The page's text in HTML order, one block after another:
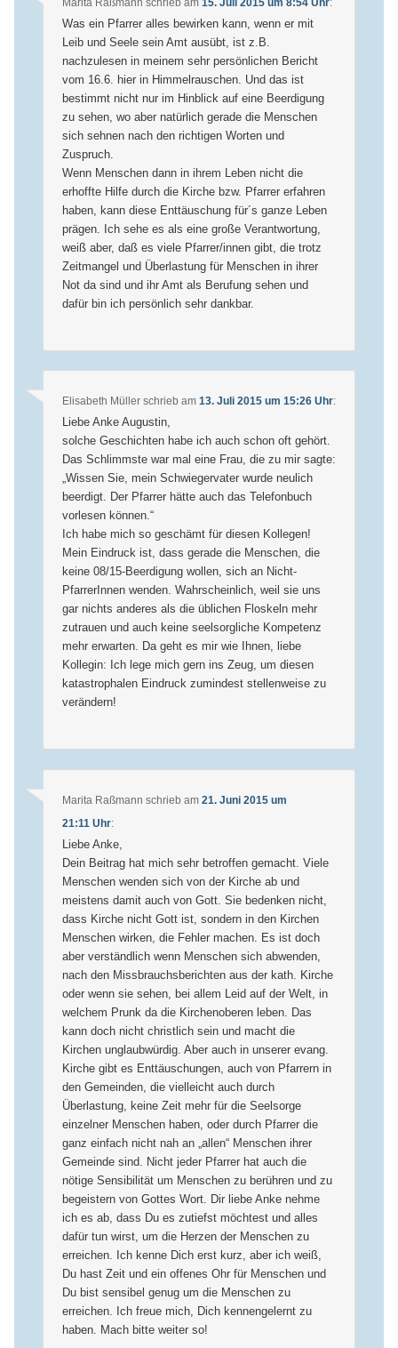
Was ein Pfarrer alles bewirken kann, wenn er mit
Leib und Seele sein Amt ausübt, ist z.B.
nachzulesen in meinem sehr persönlichen Bericht
vom 16.6. hier in Himmelrauschen. Und das ist
bestimmt nicht nur im Hinblick auf eine Beerdigung
zu sehen, wo aber natürlich gerade die Menschen
sich sehnen nach den richtigen Worten und
Zuspruch.
Wenn Menschen dann in ihrem Leben nicht die
erhoffte Hilfe durch die Kirche bzw. Pfarrer erfahren
haben, kann diese Enttäuschung für´s ganze Leben
prägen. Ich sehe es als eine große Verantwortung,
weiß aber, daß es viele Pfarrer/innen gibt, die trotz
Zeitmangel und Überlastung für Menschen in ihrer
Not da sind und ihr Amt als Berufung sehen und
dafür bin ich persönlich sehr dankbar.
Elisabeth Müller schrieb am 13. Juli 2015 um 15:26 Uhr:
Liebe Anke Augustin,
solche Geschichten habe ich auch schon oft gehört.
Das Schlimmste war mal eine Frau, die zu mir sagte:
„Wissen Sie, mein Schwiegervater wurde neulich
beerdigt. Der Pfarrer hätte auch das Telefonbuch
vorlesen können.“
Ich habe mich so geschämt für diesen Kollegen!
Mein Eindruck ist, dass gerade die Menschen, die
keine 08/15-Beerdigung wollen, sich an Nicht-
PfarrerInnen wenden. Wahrscheinlich, weil sie uns
gar nichts anderes als die üblichen Floskeln mehr
zutrauen und auch keine seelsorgliche Kompetenz
mehr erwarten. Da geht es mir wie Ihnen, liebe
Kollegin: Ich lege mich gern ins Zeug, um diesen
katastrophalen Eindruck zumindest stellenweise zu
verändern!
Marita Raßmann schrieb am 21. Juni 2015 um
21:11 Uhr:
Liebe Anke,
Dein Beitrag hat mich sehr betroffen gemacht. Viele
Menschen wenden sich von der Kirche ab und
meistens damit auch von Gott. Sie bedenken nicht,
dass Kirche nicht Gott ist, sondern in den Kirchen
Menschen wirken, die Fehler machen. Es ist doch
aber verständlich wenn Menschen sich abwenden,
nach den Missbrauchsberichten aus der kath. Kirche
oder wenn sie sehen, bei allem Leid auf der Welt, in
welchem Prunk da die Kirchenoberen leben. Das
kann doch nicht christlich sein und macht die
Kirchen unglaubwürdig. Aber auch in unserer evang.
Kirche gibt es Enttäuschungen, auch von Pfarrern in
den Gemeinden, die vielleicht auch durch
Überlastung, keine Zeit mehr für die Seelsorge
einzelner Menschen haben, oder durch Pfarrer die
ganz einfach nicht nah an „allen“ Menschen ihrer
Gemeinde sind. Nicht jeder Pfarrer hat auch die
nötige Sensibilität um Menschen zu berühren und zu
begeistern von Gottes Wort. Dir liebe Anke nehme
ich es ab, dass Du es zutiefst möchtest und alles
dafür tun wirst, um die Herzen der Menschen zu
erreichen. Ich kenne Dich erst kurz, aber ich weiß,
Du hast Zeit und ein offenes Ohr für Menschen und
Du bist sensibel genug um die Menschen zu
erreichen. Ich freue mich, Dich kennengelernt zu
haben. Mach bitte weiter so!